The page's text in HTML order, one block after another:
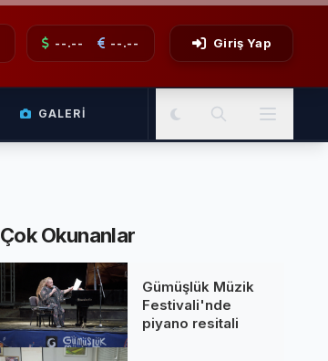
--.-- --.-- Giriş Yap
GALERI
Çok Okunanlar
Gümüşlük Müzik
Festivali'nde
piyano resitali